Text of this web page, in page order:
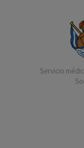
Servicio